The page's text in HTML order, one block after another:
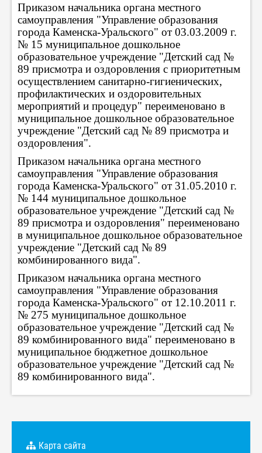
Приказом начальника органа местного
самоуправления "Управление образования
города Каменска-Уральского" от 03.03.2009 г.
№ 15 муниципальное дошкольное
образовательное учреждение "Детский сад №
89 присмотра и оздоровления с приоритетным
осуществлением санитарно-гигиенических,
профилактических и оздоровительных
мероприятий и процедур" переименовано в
муниципальное дошкольное образовательное
учреждение "Детский сад № 89 присмотра и
оздоровления".
Приказом начальника органа местного
самоуправления "Управление образования
города Каменска-Уральского" от 31.05.2010 г.
№ 144 муниципальное дошкольное
образовательное учреждение "Детский сад №
89 присмотра и оздоровления" переименовано
в муниципальное дошкольное образовательное
учреждение "Детский сад № 89
комбинированного вида".
Приказом начальника органа местного
самоуправления "Управление образования
города Каменска-Уральского" от 12.10.2011 г.
№ 275 муниципальное дошкольное
образовательное учреждение "Детский сад №
89 комбинированного вида" переименовано в
муниципальное бюджетное дошкольное
образовательное учреждение "Детский сад №
89 комбинированного вида".
Карта сайта